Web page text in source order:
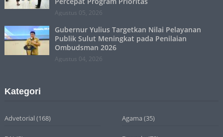
Agustus 05, 2026
Gubernur Yulius Targetkan Nilai Pelayanan
Publik Sulut Meningkat pada Penilaian
Ombudsman 2026
Agustus 04, 2026
Kategori
Advetorial (168) Agama (35)